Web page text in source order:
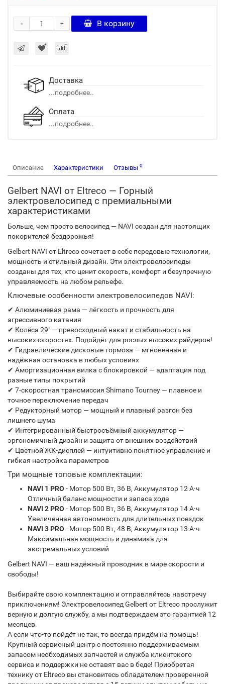
+
- В корзину
Доставка
...подробнее..
Оплата
...подробнее..
Описание Характеристики Отзывы 0
Gelbert NAVI от Eltreco — Горный
электровелосипед с премиальными
характеристиками
Больше, чем просто велосипед — NAVI создан для настоящих
покорителей бездорожья!
Gelbert NAVI от Eltreco сочетает в себе передовые технологии,
мощность и стильный дизайн. Эти электровелосипеды
созданы для тех, кто ценит скорость, комфорт и безупречную
управляемость на любом рельефе.
Ключевые особенности электровелосипедов NAVI:
✔ Алюминиевая рама — лёгкость и прочность для
агрессивного катания
✔ Колёса 29" — превосходный накат и стабильность на
высоких скоростях. Подойдёт для рослых высоких райдеров!
✔ Гидравлические дисковые тормоза — мгновенная и
надёжная остановка в любых условиях
✔ Амортизационная вилка с блокировкой — адаптация под
разные типы покрытий
✔ 7-скоростная трансмиссия Shimano Tourney — плавное и
точное переключение передач
✔ Редукторный мотор — мощный и плавный разгон без
лишнего шума
✔ Интегрированный быстросъёмный аккумулятор —
эргономичный дизайн и защита от внешних воздействий
✔ Цветной ЖК-дисплей — интуитивно понятное управление и
гибкая настройка параметров
Три мощные топовые комплектации:
NAVI 1 PRO - Мотор 500 Вт, 36 В, Аккумулятор 12 А·ч
Отличный баланс мощности и запаса хода
NAVI 2 PRO - Мотор 500 Вт, 36 В, Аккумулятор 14 А·ч
Увеличенная автономность для длительных поездок
NAVI 3 PRO - Мотор 500 Вт, 48 В, Аккумулятор 13 А·ч
Максимальная мощность и динамика для
экстремальных условий
Gelbert NAVI — ваш надёжный проводник в мире скорости и
свободы!
Выбирайте свою комплектацию и отправляйтесь навстречу
приключениям! Электровелосипед Gelbert от Eltreco прослужит
верную и долгую службу, а мы подтверждаем это гарантией 12
месяцев.
А если что-то пойдёт не так, то всегда придём на помощь!
Крупный сервисный центр с постоянно поддерживаемым
запасом необходимых запчастей и служба клиентского
сервиса и поддержки не оставят вас в беде! Приобретая
технику от Eltreco вы становитесь обладателем проверенной